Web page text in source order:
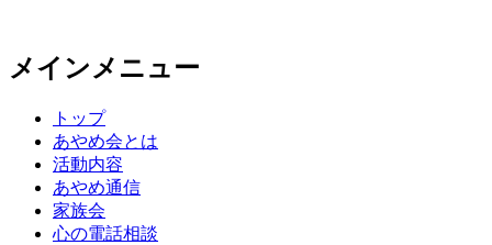
合会あやめ会
メインメニュー
トップ
あやめ会とは
活動内容
あやめ通信
家族会
心の電話相談